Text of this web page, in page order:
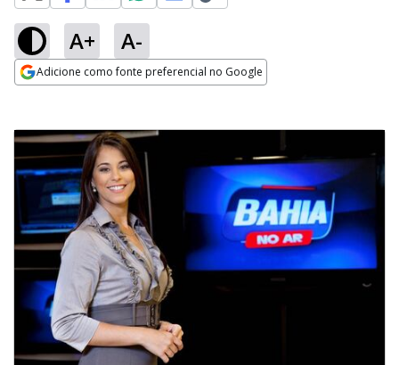
A+ A-
Adicione como fonte preferencial no Google